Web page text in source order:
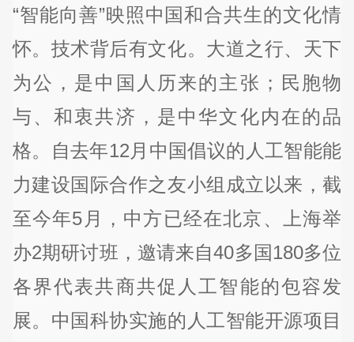
“智能向善”映照中国和合共生的文化情
怀。技术背后有文化。大道之行、天下
为公，是中国人历来的主张；民胞物
与、和衷共济，是中华文化内在的品
格。自去年12月中国倡议的人工智能能
力建设国际合作之友小组成立以来，截
至今年5月，中方已经在北京、上海举
办2期研讨班，邀请来自40多国180多位
各界代表共商共促人工智能的包容发
展。中国科协实施的人工智能开源项目